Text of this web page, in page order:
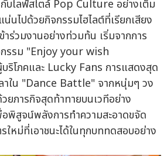
บไลฟ์สไตล์ Pop Culture อย่างเต็ม
นไปด้วยกิจกรรมไฮไลต์ที่เรียกเสียง
ร่วมงานอย่างท่วมท้น เริ่มจากการ
กรรม "Enjoy your wish
ริโภคและ Lucky Fans การแสดงสุด
าใน "Dance Battle" จากหนุ่มๆ วง
ยภารกิจสุดท้าทายบนเวทีอย่าง
สูจน์พลังการทำความสะอาดขจัด
ใหม่ที่เอาชนะได้ในทุกบททดสอบอย่าง